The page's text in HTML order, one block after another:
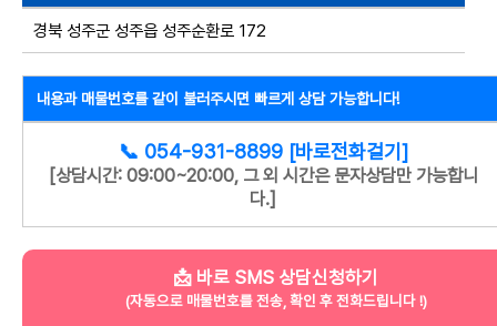
경북 성주군 성주읍 성주순환로 172
내용과 매물번호를 같이 불러주시면 빠르게 상담 가능합니다!
📞 054-931-8899 [바로전화걸기]
[상담시간: 09:00~20:00, 그 외 시간은 문자상담만 가능합니
다.]
📩 바로 SMS 상담신청하기
(자동으로 매물번호를 전송, 확인 후 전화드립니다 !)